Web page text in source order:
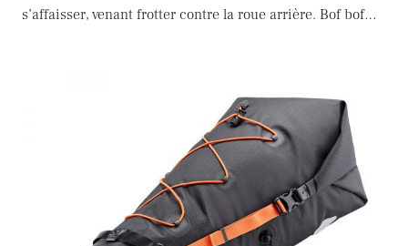
s’affaisser, venant frotter contre la roue arrière. Bof bof…